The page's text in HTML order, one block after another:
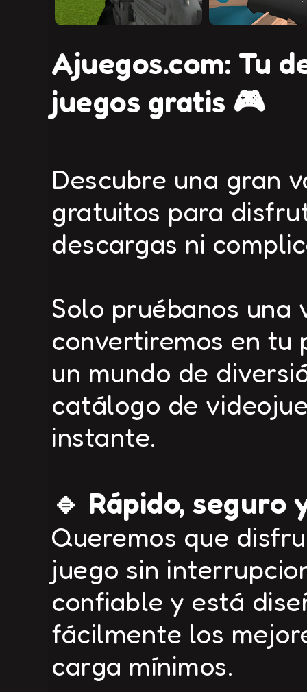
Ajuegos.com: Tu
juegos gratis 🎮
Descubre una gran
gratuitos para
descargas ni
Solo pruébanos una
convertiremos en tu
un mundo de
catálogo de
instante.
🔹 Rápido, seguro
Queremos que
juego sin
confiable y está
fácilmente los
carga mínimos.